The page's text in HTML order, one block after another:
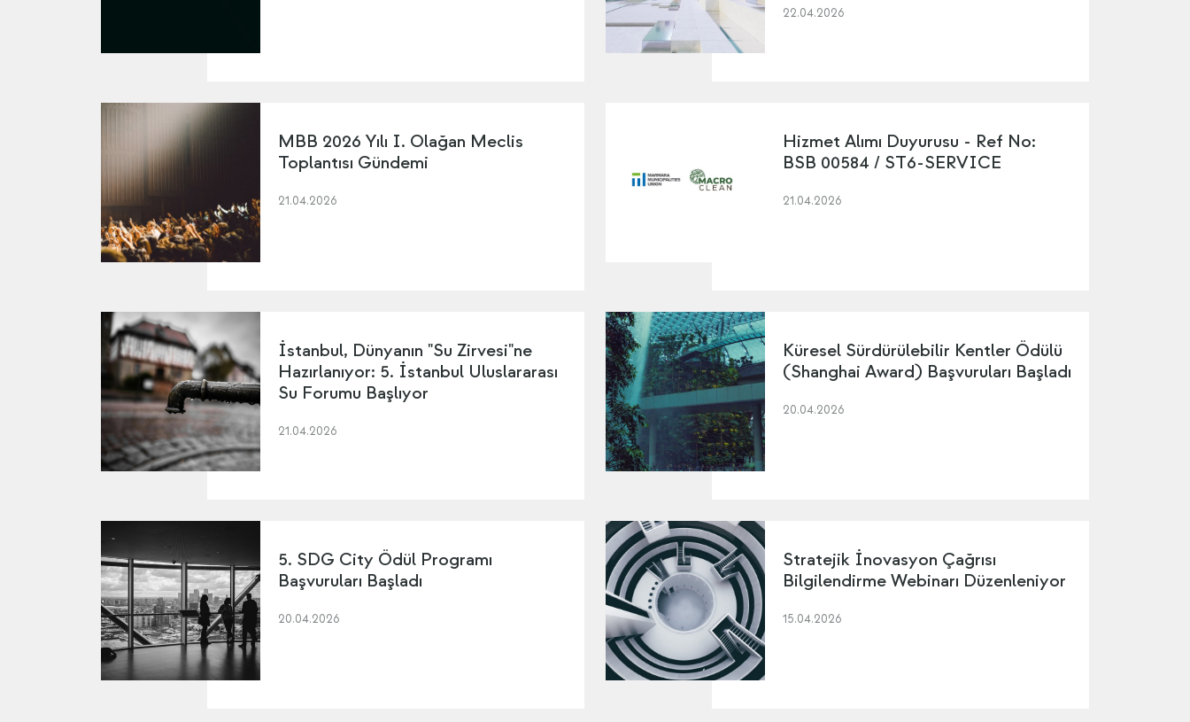
22.04.2026
MBB 2026 Yılı I. Olağan Meclis
Toplantısı Gündemi
21.04.2026
Hizmet Alımı Duyurusu - Ref No:
BSB 00584 / ST6-SERVICE
21.04.2026
İstanbul, Dünyanın "Su Zirvesi"ne
Hazırlanıyor: 5. İstanbul Uluslararası
Su Forumu Başlıyor
21.04.2026
Küresel Sürdürülebilir Kentler Ödülü
(Shanghai Award) Başvuruları Başladı
20.04.2026
5. SDG City Ödül Programı
Başvuruları Başladı
20.04.2026
Stratejik İnovasyon Çağrısı
Bilgilendirme Webinarı Düzenleniyor
15.04.2026